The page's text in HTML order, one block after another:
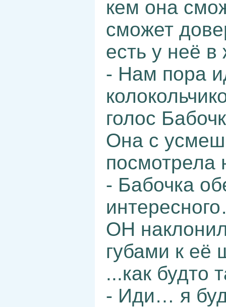
кем она
сможет
есть у неё
- Нам пора
голос
Она с
- Бабочка
ОН
губами к её
...как будто
- Иди… я